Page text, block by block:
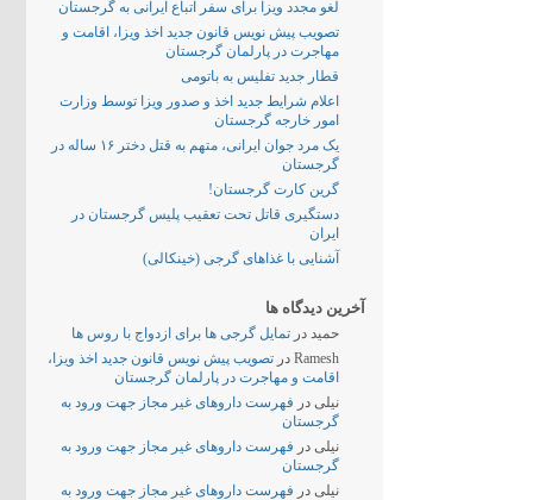
لغو مجدد ویزا برای سفر اتباع ایرانی به گرجستان
تصویب پیش نویس قانون جدید اخذ ویزا، اقامت و
مهاجرت در پارلمان گرجستان
قطار جدید تفلیس به باتومی
اعلام شرایط جدید اخذ و صدور ویزا توسط وزارت
امور خارجه گرجستان
یک مرد جوان ایرانی، متهم به قتل دختر ۱۶ ساله در
گرجستان
گرین کارت گرجستان!
دستگیری قاتل تحت تعقیب پلیس گرجستان در
ایران
آشنایی با غذاهای گرجی (خینکالی)
آخرین دیدگاه ها
حمید در تمایل گرجی ها برای ازدواج با روس ها
Ramesh در تصویب پیش نویس قانون جدید اخذ ویزا،
اقامت و مهاجرت در پارلمان گرجستان
نیلی در فهرست داروهای غیر مجاز جهت ورود به
گرجستان
نیلی در فهرست داروهای غیر مجاز جهت ورود به
گرجستان
نیلی در فهرست داروهای غیر مجاز جهت ورود به